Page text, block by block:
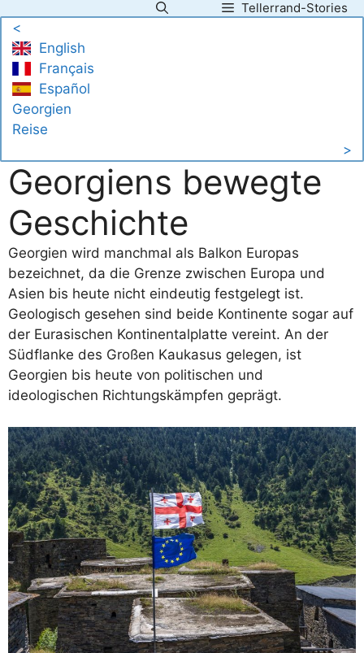
Inhalt
springen
Tellerrand-Stories
<
English
Français
Español
Georgien
Reise
>
Georgiens bewegte
Geschichte
Georgien wird manchmal als Balkon Europas
bezeichnet, da die Grenze zwischen Europa und
Asien bis heute nicht eindeutig festgelegt ist.
Geologisch gesehen sind beide Kontinente sogar auf
der Eurasischen Kontinentalplatte vereint. An der
Südflanke des Großen Kaukasus gelegen, ist
Georgien bis heute von politischen und
ideologischen Richtungskämpfen geprägt.